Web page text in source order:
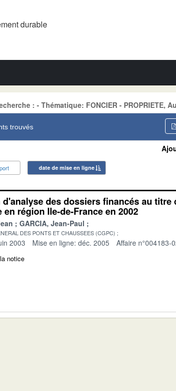
durable
: - Thématique: FONCIER - PROPRIETE,
trouvés
date de mise en ligne
d'analyse des dossiers financés au titre
en région Ile-de-France en 2002
GARCIA, Jean-Paul
DES PONTS ET CHAUSSEES (CGPC)
2003 Mise en ligne: déc. 2005 Affaire n°004183-
notice